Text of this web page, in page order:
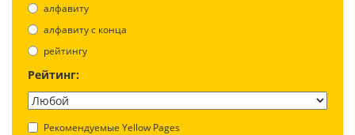
алфавиту
aлфавиту с конца
рейтингу
Рейтинг:
Рекомендуемые Yellow Pages